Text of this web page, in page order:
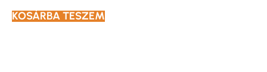
KOSÁRBA TESZEM